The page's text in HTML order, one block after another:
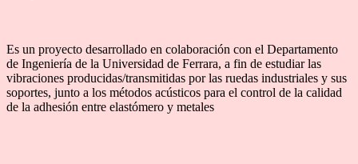
Es un proyecto desarrollado en colaboración con el Departamento
de Ingeniería de la Universidad de Ferrara, a fin de estudiar las
vibraciones producidas/transmitidas por las ruedas industriales y sus
soportes, junto a los métodos acústicos para el control de la calidad
de la adhesión entre elastómero y metales